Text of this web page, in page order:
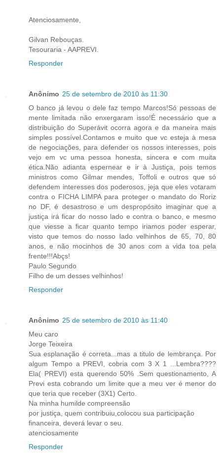
Atenciosamente,
Gilvan Rebouças.
Tesouraria - AAPREVI.
Responder
Anônimo 25 de setembro de 2010 às 11:30
O banco já levou o dele faz tempo Marcos!Só pessoas de
mente limitada não enxergaram isso!É necessário que a
distribuição do Superávit ocorra agora e da maneira mais
simples possível.Contamos e muito que vc esteja à mesa
de negociações, para defender os nossos interesses, pois
vejo em vc uma pessoa honesta, sincera e com muita
ética.Não adianta espernear e ir à Justiça, pois temos
ministros como Gilmar mendes, Toffoli e outros que só
defendem interesses dos poderosos, jeja que eles votaram
contra o FICHA LIMPA para proteger o mandato do Roriz
no DF, é desastroso e um despropósito imaginar que a
justiça irá ficar do nosso lado e contra o banco, e mesmo
que viesse a ficar quanto tempo iriamos poder esperar,
visto que temos do nosso lado velhinhos de 65, 70, 80
anos, e não mocinhos de 30 anos com a vida toa pela
frente!!!Abçs!
Paulo Segundo
Filho de um desses velhinhos!
Responder
Anônimo 25 de setembro de 2010 às 11:40
Meu caro
Jorge Teixeira
Sua esplanação é correta...mas a titulo de lembrança. Por
algum Tempo a PREVI, cobria com 3 X 1 ...Lembra????
Ela( PREVI) esta querendo 50% .Sem questionamento, A
Previ esta cobrando um limite que a meu ver é menor do
que teria que receber (3X1) Certo.
Na minha humilde compreensão
por justiça, quem contribuiu,colocou sua participação
financeira, deverá levar o seu.
atenciosamente
Responder